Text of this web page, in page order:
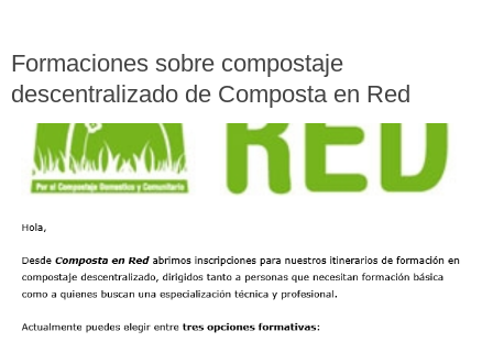
Formaciones sobre compostaje
descentralizado de Composta en Red